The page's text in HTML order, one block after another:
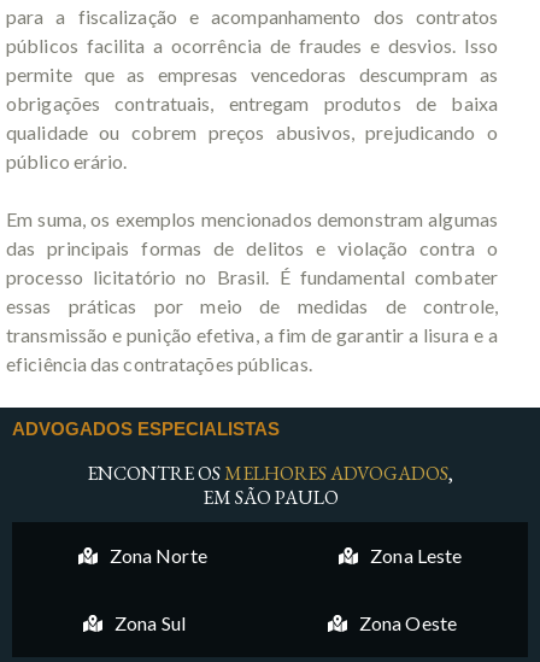
para a fiscalização e acompanhamento dos contratos
públicos facilita a ocorrência de fraudes e desvios. Isso
permite que as empresas vencedoras descumpram as
obrigações contratuais, entregam produtos de baixa
qualidade ou cobrem preços abusivos, prejudicando o
público erário.
Em suma, os exemplos mencionados demonstram algumas
das principais formas de delitos e violação contra o
processo licitatório no Brasil. É fundamental combater
essas práticas por meio de medidas de controle,
transmissão e punição efetiva, a fim de garantir a lisura e a
eficiência das contratações públicas.
ADVOGADOS ESPECIALISTAS
ENCONTRE OSMELHORES ADVOGADOS,
EM SÃO PAULO
Zona Norte Zona Leste
Zona Sul Zona Oeste